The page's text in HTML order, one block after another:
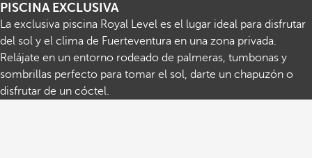
PISCINA EXCLUSIVA
La exclusiva piscina Royal Level es el lugar ideal para disfrutar
del sol y el clima de Fuerteventura en una zona privada.
Relájate en un entorno rodeado de palmeras, tumbonas y
sombrillas perfecto para tomar el sol, darte un chapuzón o
disfrutar de un cóctel.